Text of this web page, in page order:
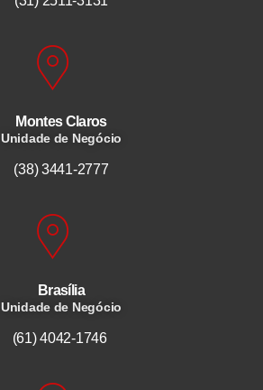
Montes Claros
Unidade de Negócio
(38) 3441-2777
Brasília
Unidade de Negócio
(61) 4042-1746